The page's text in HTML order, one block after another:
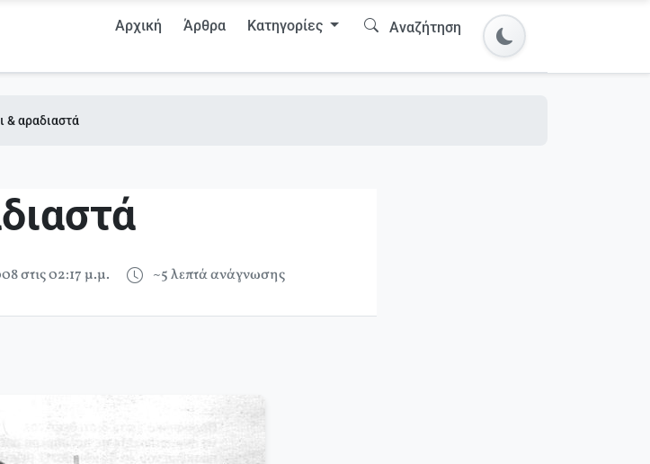
Αρχική Άρθρα Κατηγορίες Αναζήτηση
& αραδιαστά
στις 02:17 μ.μ. ~5 λεπτά ανάγνωσης